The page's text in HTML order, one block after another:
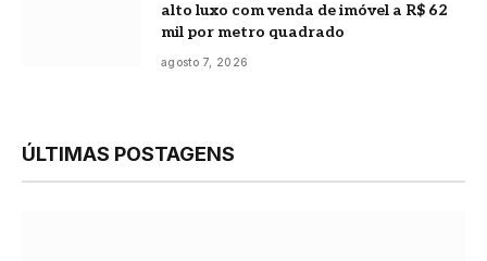
alto luxo com venda de imóvel a R$ 62
mil por metro quadrado
agosto 7, 2026
ÚLTIMAS POSTAGENS